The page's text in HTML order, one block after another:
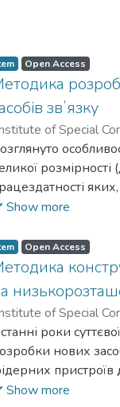
Open Access
звʼязку
of Special
Kyiv
від вимог
переважного
звʼязку. Крім
приклад
результатів
Show more
Open Access
of Special
Kyiv
роки
нових
пристроїв
Show more